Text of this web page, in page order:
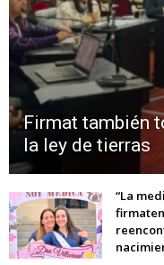
Firmat también
la ley de tierras
“La